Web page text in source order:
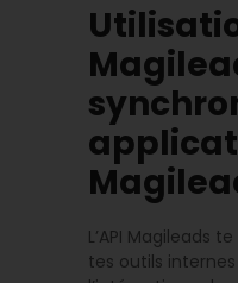
L’API Magileads
tes outils